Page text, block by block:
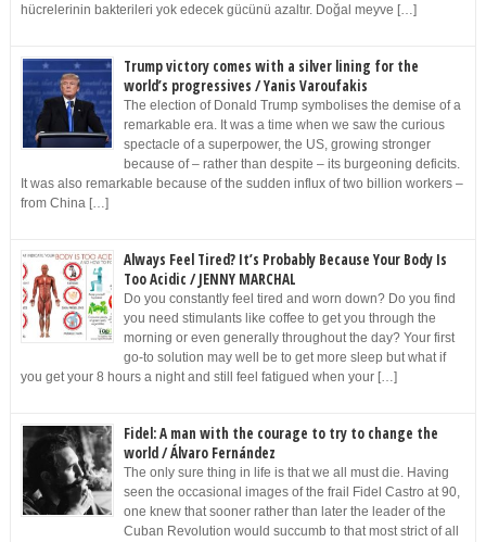
hücrelerinin bakterileri yok edecek gücünü azaltır. Doğal meyve […]
Trump victory comes with a silver lining for the
world’s progressives / Yanis Varoufakis
The election of Donald Trump symbolises the demise of a
remarkable era. It was a time when we saw the curious
spectacle of a superpower, the US, growing stronger
because of – rather than despite – its burgeoning deficits.
It was also remarkable because of the sudden influx of two billion workers –
from China […]
Always Feel Tired? It’s Probably Because Your Body Is
Too Acidic / JENNY MARCHAL
Do you constantly feel tired and worn down? Do you find
you need stimulants like coffee to get you through the
morning or even generally throughout the day? Your first
go-to solution may well be to get more sleep but what if
you get your 8 hours a night and still feel fatigued when your […]
Fidel: A man with the courage to try to change the
world / Álvaro Fernández
The only sure thing in life is that we all must die. Having
seen the occasional images of the frail Fidel Castro at 90,
one knew that sooner rather than later the leader of the
Cuban Revolution would succumb to that most strict of all